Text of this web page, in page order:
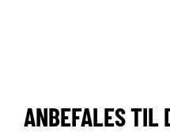
ANBEFALES TIL